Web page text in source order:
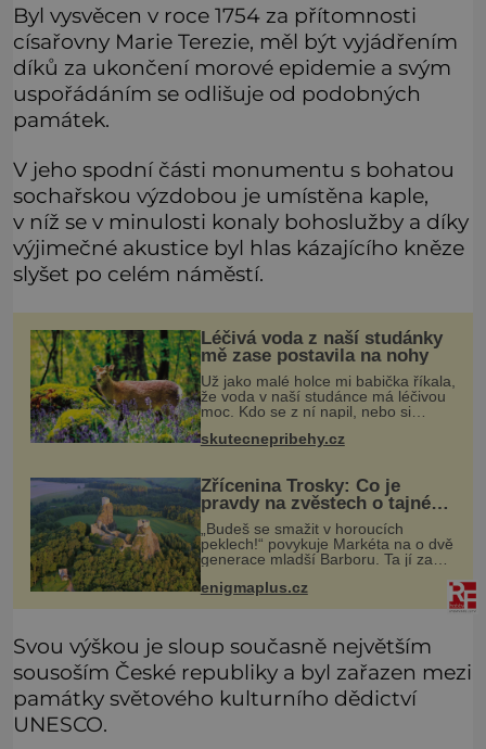
Byl vysvěcen v roce 1754 za přítomnosti
císařovny Marie Terezie, měl být vyjádřením
díků za ukončení morové epidemie a svým
uspořádáním se odlišuje od podobných
památek.
V jeho spodní části monumentu s bohatou
sochařskou výzdobou je umístěna kaple,
v níž se v minulosti konaly bohoslužby a díky
výjimečné akustice byl hlas kázajícího kněze
slyšet po celém náměstí.
Léčivá voda z naší studánky
mě zase postavila na nohy
Už jako malé holce mi babička říkala,
že voda v naší studánce má léčivou
moc. Kdo se z ní napil, nebo si
natrhal bylinky kolem, tomu se
ulevilo. Ráda vzpomínám na své
skutecnepribehy.cz
Zřícenina Trosky: Co je
pravdy na zvěstech o tajné
chodbě?
„Budeš se smažit v horoucích
peklech!“ povykuje Markéta na o dvě
generace mladší Barboru. Ta jí za
chvíli slovní palbu opětuje. První je
zarytá katolička, druhá přesvědčená
kališnice. A každá z nich s
enigmaplus.cz
Svou výškou je sloup současně největším
sousoším České republiky a byl zařazen mezi
památky světového kulturního dědictví
UNESCO.